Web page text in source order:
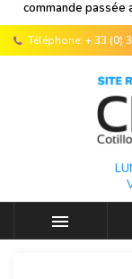
commande passée
Téléphone: + 33 (0)
